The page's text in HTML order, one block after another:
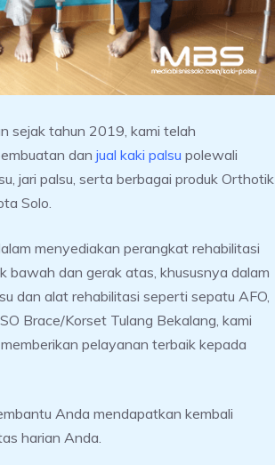
sejak tahun 2019, kami telah
dan jual kaki palsu polewali
jari palsu, serta berbagai produk Orthotik
Solo.
menyediakan perangkat rehabilitasi
bawah dan gerak atas, khususnya dalam
dan alat rehabilitasi seperti sepatu AFO,
Brace/Korset Tulang Bekalang, kami
pelayanan terbaik kepada
Anda mendapatkan kembali
harian Anda.